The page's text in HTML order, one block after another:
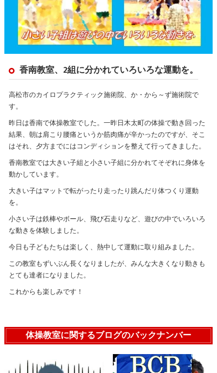
香南教室、2組に分かれていろいろな運動を。
高松市のカイロプラクティック施術院、か・から～ず施術院で
す。
昨日は香南で体操教室でした。一昨日木太町の体操で動き回った
結果、朝は肩こり腰痛というか筋肉痛が辛かったのですが、そこ
はそれ、夕方までにはコンディションを整えて行ってきました。
香南教室では大きい子組と小さい子組に分かれてそぞれに身体を
動かしています。
大きい子はマットで転がったり走ったり跳んだり体つくり運動
を。
小さい子は鉄棒やボール、飛び石走りなど、遊びの中でいろいろ
な動きを体験しました。
今日も子どもたちは楽しく、熱中して運動に取り組みました。
この教室もずいぶん長くなりましたが、みんな大きくなり動きも
とても達者になりました。
これからも楽しみです！
体操教室に関するブログのバックナンバー